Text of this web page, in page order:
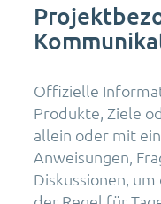
Offizielle
Produkte, Ziele
allein oder mit
Anweisungen,
Diskussionen,